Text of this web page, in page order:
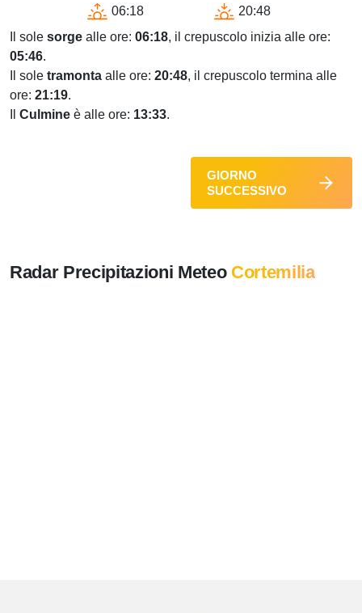
06:18
20:48
Il sole sorge alle ore: 06:18, il crepuscolo inizia alle ore:
05:46.
Il sole tramonta alle ore: 20:48, il crepuscolo termina alle
ore: 21:19.
Culmine è alle ore: 13:33.
GIORNO
SUCCESSIVO
Radar Precipitazioni Meteo Cortemilia